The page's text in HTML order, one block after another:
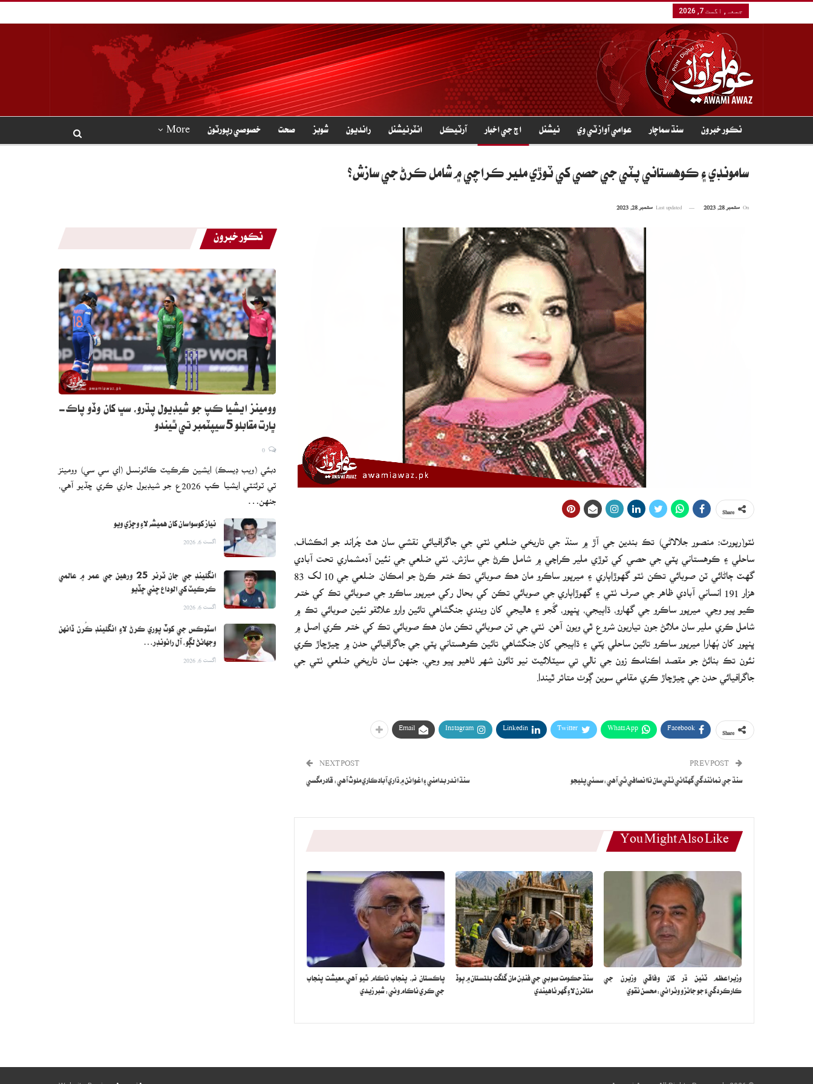
جمعہ, اگست 7, 2026
نڪور خبرون سنڌ سماچار عوامي آواز ٽي وي نيشنل اڄ جي اخبار آرٽيڪل انٽرنيشنل رانديون شوبز صحت خصوصي رپورٽون More
سامونڊي ۽ ڪوهستاني پٽي جي حصي کي ٽوڙي ملير ڪراچي ۾ شامل ڪرڻ جي سازش؟
ٺٽو(رپورٽ: منصور جلالاڻي) تڪ بندين جي آڙ ۾ سنڌ جي تاريخي ضلعي ٺٽي جي جاگرافيائي نقشي سان هٿ چُراند جو انڪشاف،
ساحلي ۽ ڪوهستاني پٽي جي حصي کي ٽوڙي ملير ڪراچي ۾ شامل ڪرڻ جي سازش، ٺٽي ضلعي جي نئين آدمشماري تحت آبادي
هزار 191 انساني آبادي ظاھر جي صرف ٺٽي ۽ گهوڙاٻاري جي صوبائي تڪن کي بحال رکي ميرپور ساڪرو جي صوبائي تڪ کي ختم
ڪيو پيو وڃي. ميرپور ساڪرو جي گهارو، ڌاٻيجي، ڀنڀور، گُجو ۽ هاليجي کان ويندي جنگشاهي تائين وارو علائقو نئين صوبائي تڪ ۾
شامل ڪري ملير سان ملائڻ جون تياريون شروع ٿي ويون آھن. ٺٽي جي ٽن صوبائي تڪن مان هڪ صوبائي تڪ کي ختم ڪري اصل ۾
ڀنڀور کان ٻُھارا ميرپور ساڪرو تائين ساحلي پَٽي ۽ ڌاٻيجي کان جنگشاهي تائين ڪوهستاني پٽي جي جاگرافيائي حدن ۾ ڇيڙڇاڙ ڪري
نئون تڪ بنائڻ جو مقصد اڪنامڪ زون جي نالي تي سيٽلائيٽ نيو ٽائون شھر ٺاهيو پيو وڃي، جنھن سان تاريخي ضلعي ٺٽي جي
جاگرافيائي حدن جي ڇيڙڇاڙ ڪري مقامي سوين ڳوٺ متاثر ٿيندا.
Facebook
WhatsApp
Twitter
Linkedin
Instagram
Email
سنڌ جي نمائندگي گهٽائي ٺٽي سان ناانصافي ٿي آهي: سسئي پليجو
NEXT POST
سنڌ اندر بدامني ۽ اغوائن ۾ ڌاري آبادڪاري ملوث آهي: قادر مگسي
You Might Also Like
وزيراعظم ٽئين ڌر کان وفاقي وزيرن جي
ڪارڪردگيءَ جو جائزو وٺرائي: محسن نقوي
سنڌ حڪومت صوبي جي فنڊن مان گلگت بلتستان ۾ ٻوڏ
متاثرن لاءِ گهر ٺاهيندي
پاڪستان نه، پنجاب ناڪام ٿيو آهي،معيشت پنجاب
جي ڪري ناڪام وئي: شبر زيدي
نڪور خبرون
وومينز ايشيا ڪپ جو شيڊيول پڌرو، سڀ کان وڏو پاڪ-
ڀارت مقابلو 5 سيپٽمبر تي ٿيندو
دبئي (ويب ڊيسڪ) ايشين ڪرڪيٽ ڪائونسل (اي سي سي) وومينز
ٽي ٽوئنٽي ايشيا ڪپ 2026ع جو شيڊيول جاري ڪري ڇڏيو آهي،
نياز کوسواسان کان هميشه لاءِ وڇڙي ويو
اگست 6, 2026
انگلينڊ جي جان ٽرنر 25 ورهين جي عمر ۾ عالمي
ڪرڪيٽ کي الوداع چئي ڇڏيو
اگست 6, 2026
اسٽوڪس جي کوٽ پوري ڪرڻ لاءِ انگلينڊ ڪُرن ڏانهن
وجهائڻ لڳو، آل رائونڊر…
اگست 6, 2026